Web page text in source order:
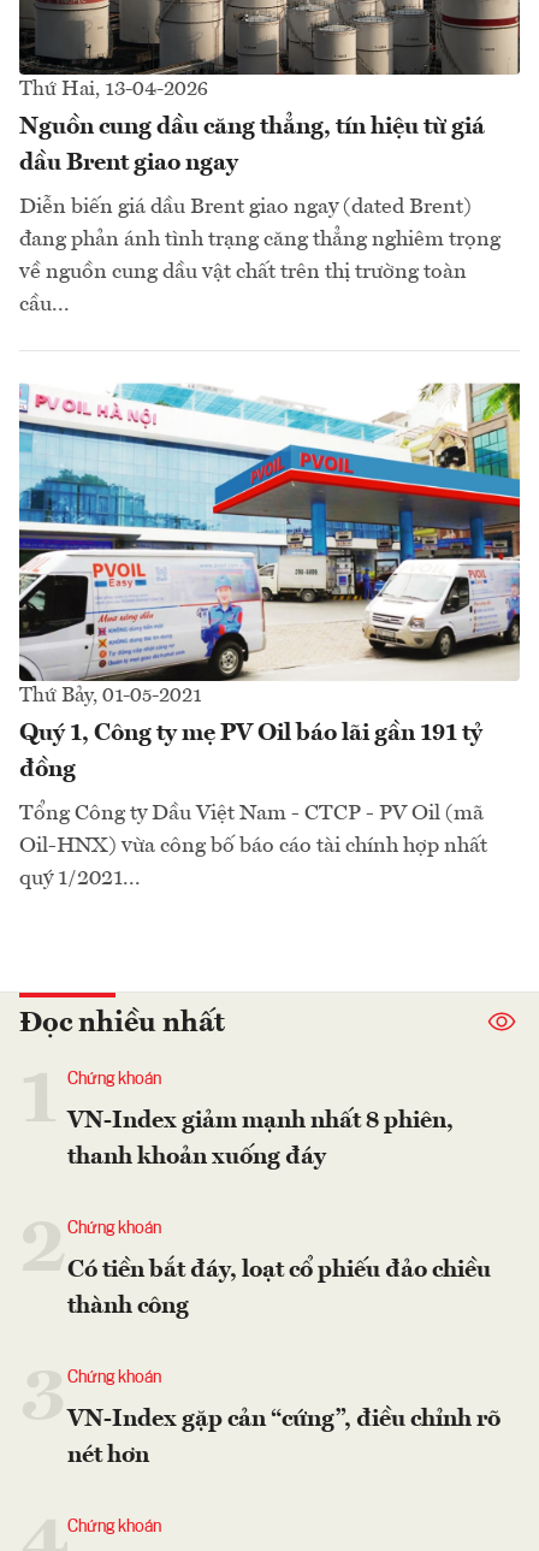
Thứ Hai, 13-04-2026
Nguồn cung dầu căng thẳng, tín hiệu từ giá
dầu Brent giao ngay
Diễn biến giá dầu Brent giao ngay (dated Brent)
đang phản ánh tình trạng căng thẳng nghiêm trọng
về nguồn cung dầu vật chất trên thị trường toàn
cầu...
Thứ Bảy, 01-05-2021
Quý 1, Công ty mẹ PV Oil báo lãi gần 191 tỷ
đồng
Tổng Công ty Dầu Việt Nam - CTCP - PV Oil (mã
Oil-HNX) vừa công bố báo cáo tài chính hợp nhất
quý 1/2021...
Đọc nhiều nhất
Chứng khoán
VN-Index giảm mạnh nhất 8 phiên,
thanh khoản xuống đáy
2Chứng khoán
Có tiền bắt đáy, loạt cổ phiếu đảo chiều
thành công
Chứng khoán
VN-Index gặp cản “cứng”, điều chỉnh rõ
nét hơn
Chứng khoán